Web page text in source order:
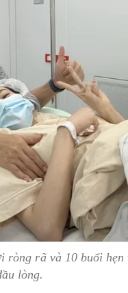
ròng rã và 10 buổi hẹn
lòng.